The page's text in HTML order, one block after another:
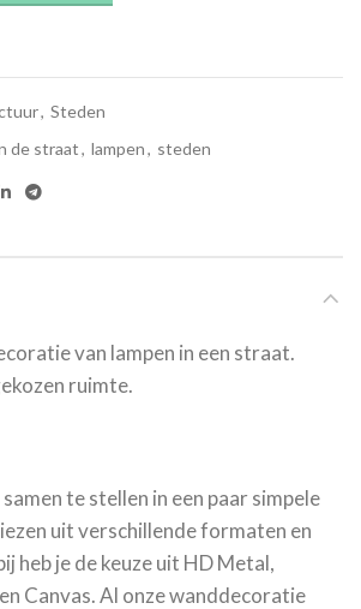
, Steden
de straat, lampen, steden
van lampen in een straat.
ruimte.
te stellen in een paar simpele
uit verschillende formaten en
heb je de keuze uit HD Metal,
Canvas. Al onze wanddecoratie